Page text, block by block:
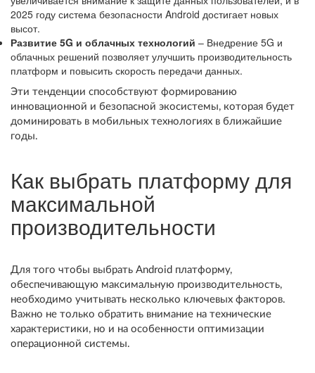
2025 году система безопасности Android достигает новых
высот.
Развитие 5G и облачных технологий – Внедрение 5G и
облачных решений позволяет улучшить производительность
платформ и повысить скорость передачи данных.
Эти тенденции способствуют формированию
инновационной и безопасной экосистемы, которая будет
доминировать в мобильных технологиях в ближайшие
годы.
Как выбрать платформу для
максимальной
производительности
Для того чтобы выбрать Android платформу,
обеспечивающую максимальную производительность,
необходимо учитывать несколько ключевых факторов.
Важно не только обратить внимание на технические
характеристики, но и на особенности оптимизации
операционной системы.